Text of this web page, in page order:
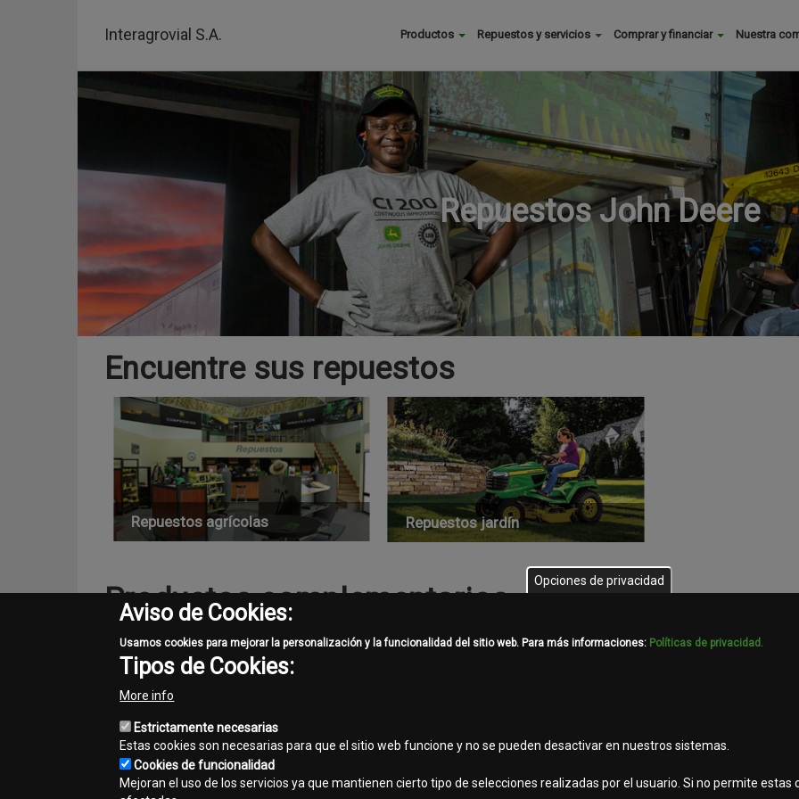
Interagrovial S.A. Buscar
menu
Productos Repuestos y servicios Comprar y financiar Nuestra
Repuestos John Deere
Encuentre sus repuestos
Repuestos agrícolas Repuestos jardín
Productos complementarios
Fluidos de mantenimiento Filtros Baterías
Opciones de privacidad
Aviso de Cookies:
Usamos cookies para mejorar la personalización y la funcionalidad del sitio web. Para más informaciones: Políticas de privacidad.
Tipos de Cookies:
More info
Estrictamente necesarias
Estas cookies son necesarias para que el sitio web funcione y no se pueden desactivar en nuestros sistemas.
Cookies de funcionalidad
Mejoran el uso de los servicios ya que mantienen cierto tipo de selecciones realizadas por el usuario. Si no permite